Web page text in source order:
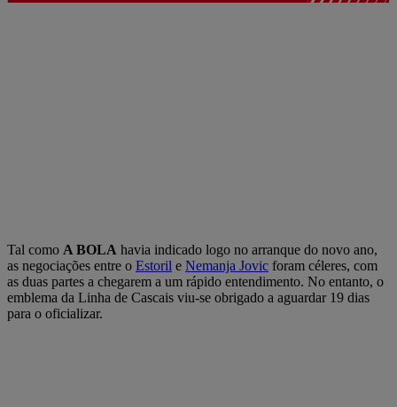
Tal como A BOLA havia indicado logo no arranque do novo ano,
as negociações entre o Estoril e Nemanja Jovic foram céleres, com
as duas partes a chegarem a um rápido entendimento. No entanto, o
emblema da Linha de Cascais viu-se obrigado a aguardar 19 dias
para o oficializar.